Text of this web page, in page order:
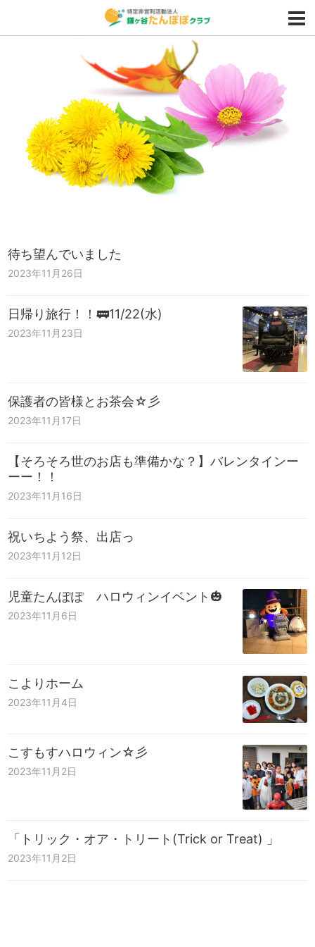
待ち望んでいました
2023年11月26日
日帰り旅行！！🚃11/22(水)
2023年11月23日
保護者の皆様とお茶会☆彡
2023年11月17日
【そろそろ世のお店も準備かな？】バレンタインー
ーー！！
2023年11月16日
祝いちよう祭、出店っ
2023年11月12日
児童たんぽぽ ハロウィンイベント🎃
2023年11月6日
こよりホーム
2023年11月4日
こすもすハロウィン☆彡
2023年11月2日
「トリック・オア・トリート(Trick or Treat) 」
2023年11月2日